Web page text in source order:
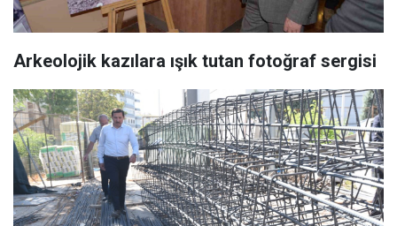
Arkeolojik kazılara ışık tutan fotoğraf sergisi